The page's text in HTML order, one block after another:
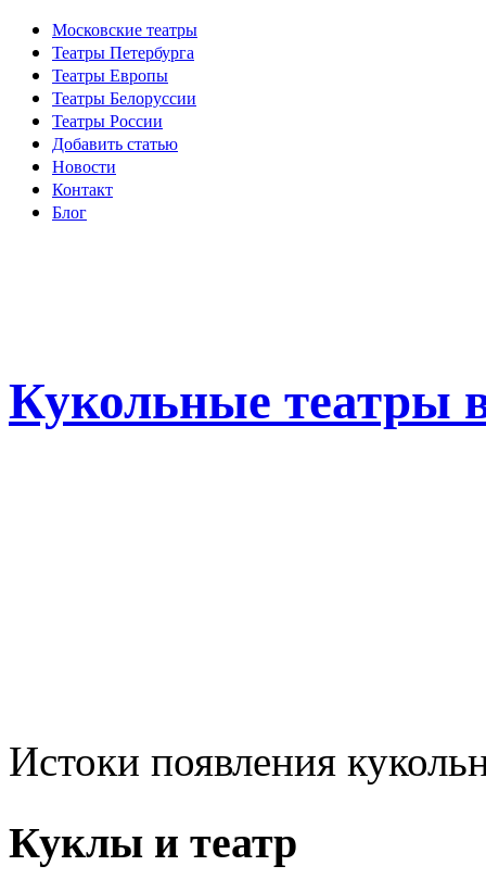
Московские театры
Театры Петербурга
Театры Европы
Театры Белоруссии
Театры России
Добавить статью
Новости
Контакт
Блог
Кукольные театры
Истоки появления
Куклы и театр